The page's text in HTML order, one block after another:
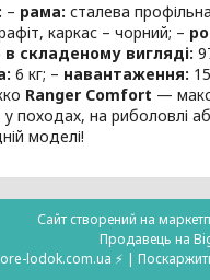
– рама: сталева
каркас – чорний; –
в складеному вигляді:
6 кг; – навантаження:
Ranger Comfort —
у походах, на риболовлі
моделі!
Сайт створений на
Продавець на
⭐️МОРЕ човнів ПВХ ▶️more-lodok.com.ua ⚡ |